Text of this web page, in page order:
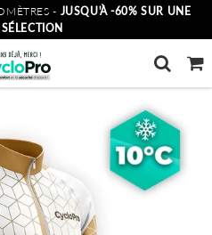
- JUSQU'À -60% SUR UNE